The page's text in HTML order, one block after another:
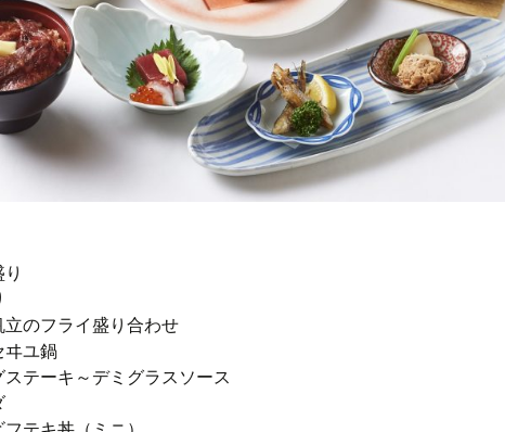
立のフライ盛り合わせ
ヰユ鍋
ステーキ～デミグラスソース